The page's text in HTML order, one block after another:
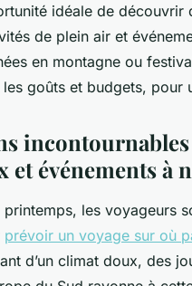
idéale de
de plein air et
en montagne ou
goûts et budgets, pour
et événements à
les voyageurs
prévoir un voyage sur où
d’un climat doux, des